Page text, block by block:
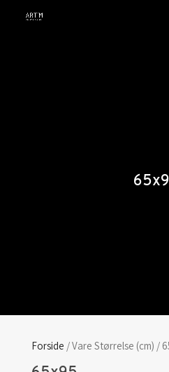
Forside / Vare Størrelse (cm) /